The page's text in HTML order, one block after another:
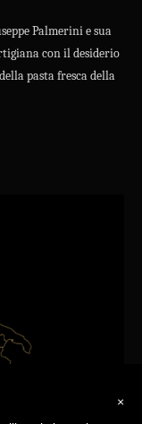
Palmerini e sua
con il desiderio
pasta fresca della
×